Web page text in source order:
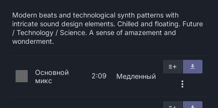
Modern beats and technological synth patterns with
intricate sound design elements. Chilled and floating. Future
/ Technology / Science. A sense of amazement and
wonderment.
Основной
микс
2:09 Медленный